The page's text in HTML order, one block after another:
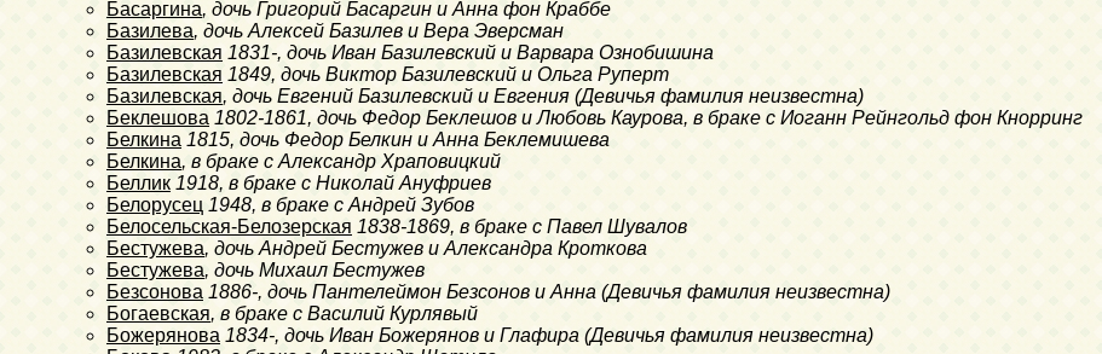
Басаргина, дочь Григорий Басаргин и Анна фон Краббе
Базилева, дочь Алексей Базилев и Вера Эверсман
Базилевская 1831-, дочь Иван Базилевский и Варвара Ознобишина
Базилевская 1849, дочь Виктор Базилевский и Ольга Руперт
Базилевская, дочь Евгений Базилевский и Евгения (Девичья фамилия неизвестна)
Беклешова 1802-1861, дочь Федор Беклешов и Любовь Каурова, в браке с Иоганн Рейнгольд фон Кнорринг
Белкина 1815, дочь Федор Белкин и Анна Беклемишева
Белкина, в браке с Александр Храповицкий
Беллик 1918, в браке с Николай Ануфриев
Белорусец 1948, в браке с Андрей Зубов
Белосельская-Белозерская 1838-1869, в браке с Павел Шувалов
Бестужева, дочь Андрей Бестужев и Александра Кроткова
Бестужева, дочь Михаил Бестужев
Безсонова 1886-, дочь Пантелеймон Безсонов и Анна (Девичья фамилия неизвестна)
Богаевская, в браке с Василий Курлявый
Божерянова 1834-, дочь Иван Божерянов и Глафира (Девичья фамилия неизвестна)